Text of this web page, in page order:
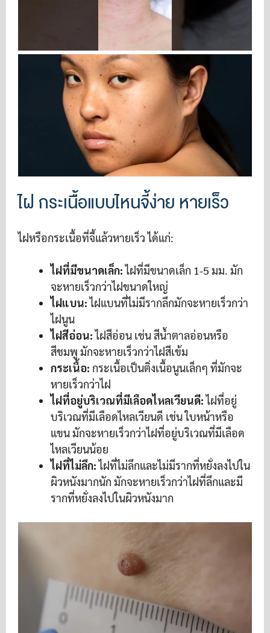
ไฝ กระเนื้อแบบไหนจี้ง่าย หายเร็ว
ไฝหรือกระเนื้อที่จี้แล้วหายเร็ว ได้แก่:
ไฝที่มีขนาดเล็ก:ไฝที่มีขนาดเล็ก 1-5 มม. มัก
จะหายเร็วกว่าไฝขนาดใหญ่
ไฝแบน:ไฝแบนที่ไม่มีรากลึกมักจะหายเร็วกว่า
ไฝนูน
ไฝสีอ่อน:ไฝสีอ่อน เช่น สีน้ำตาลอ่อนหรือ
สีชมพู มักจะหายเร็วกว่าไฝสีเข้ม
กระเนื้อ: กระเนื้อเป็นติ่งเนื้อนูนเล็กๆ ที่มักจะ
หายเร็วกว่าไฝ
ไฝที่อยู่บริเวณที่มีเลือดไหลเวียนดี:ไฝที่อยู่
บริเวณที่มีเลือดไหลเวียนดี เช่น ใบหน้าหรือ
แขน มักจะหายเร็วกว่าไฝที่อยู่บริเวณที่มีเลือด
ไหลเวียนน้อย
ไฝที่ไม่ลึก:ไฝที่ไม่ลึกและไม่มีรากที่หยั่งลงไปใน
ผิวหนังมากนัก มักจะหายเร็วกว่าไฝที่ลึกและมี
รากที่หยั่งลงไปในผิวหนังมาก